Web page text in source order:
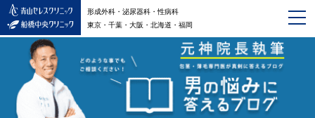
形成外科・泌尿器科・性病科
東京・千葉・大阪・北海道・福岡